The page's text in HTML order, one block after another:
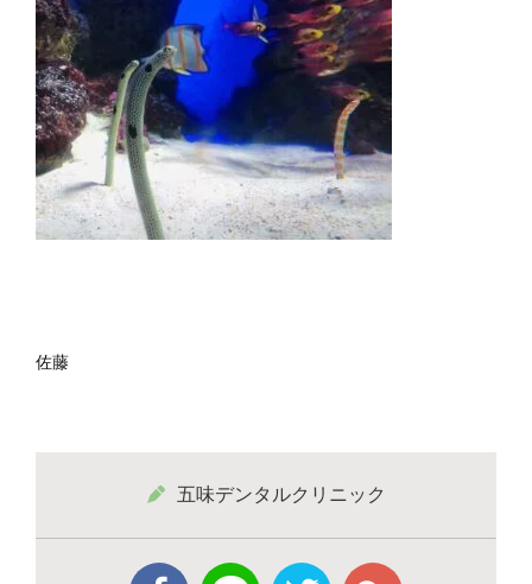
佐藤
五味デンタルクリニック